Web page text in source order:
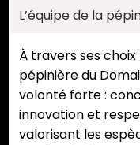
L’équipe de la
À travers ses
pépinière du
volonté forte :
innovation et
valorisant les